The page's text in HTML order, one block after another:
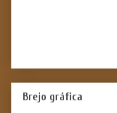
Brejo gráfica